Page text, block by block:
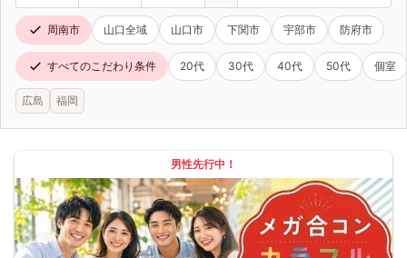
周南市 山口全域 山口市 下関市 宇部市 防府市
すべてのこだわり条件 20代 30代 40代 50代 個室
広島 福岡
男性先行中！